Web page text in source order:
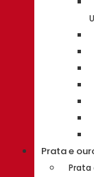
Prata e
Prata